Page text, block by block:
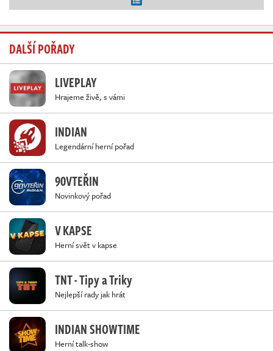
DALŠÍ POŘADY
LIVEPLAY
Hrajeme živě, s vámi
INDIAN
Legendární herní pořad
90VTEŘIN
Novinkový pořad
V KAPSE
Herní svět v kapse
TNT - Tipy a Triky
Nejlepší rady jak hrát
INDIAN SHOWTIME
Herní talk-show